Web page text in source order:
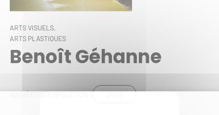
ARTS VISUELS,
ARTS PLASTIQUES
Benoît Géhanne
ANNÉES D'EXPOSITION : 2019